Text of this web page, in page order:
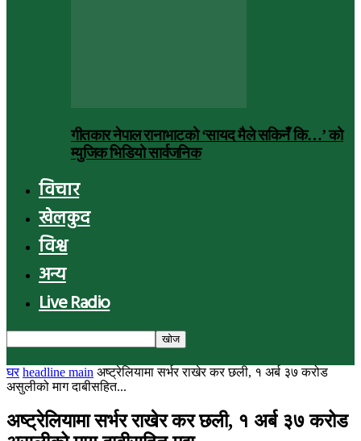
गीतकार नेपाल रानाभाटको ‘सायद मैले सकिनँ कि…’ को
म्युजिक भिडियो सार्वजनिक
विचार
खेलकुद
विश्व
अन्य
Live Radio
घर headline main अष्ट्रेलियामा सर्भर राखेर कर छली, १ अर्ब ३७ करोड
असुलीको माग दाबीसहित...
अष्ट्रेलियामा सर्भर राखेर कर छली, १ अर्ब ३७ करोड